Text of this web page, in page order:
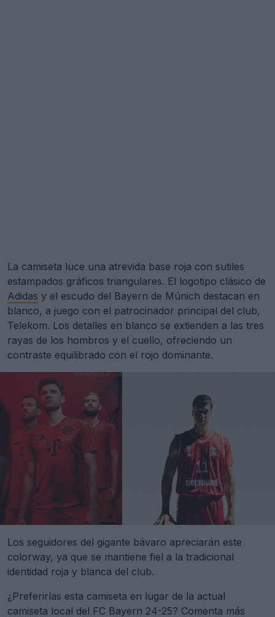
La camiseta luce una atrevida base roja con sutiles
estampados gráficos triangulares. El logotipo clásico de
Adidas y el escudo del Bayern de Múnich destacan en
blanco, a juego con el patrocinador principal del club,
Telekom. Los detalles en blanco se extienden a las tres
rayas de los hombros y el cuello, ofreciendo un
contraste equilibrado con el rojo dominante.
Los seguidores del gigante bávaro apreciarán este
colorway, ya que se mantiene fiel a la tradicional
identidad roja y blanca del club.
¿Preferirías esta camiseta en lugar de la actual
camiseta local del FC Bayern 24-25? Comenta más